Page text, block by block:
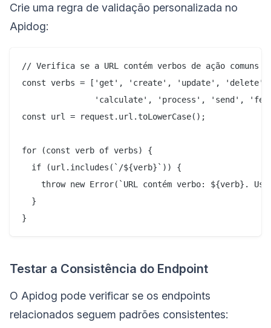
Crie uma regra de validação personalizada no
Apidog:
// Verifica se a URL contém verbos de ação comuns
const verbs = ['get', 'create', 'update',
'calculate', 'process', 'send',
const url = request.url.toLowerCase();
for (const verb of verbs) {
  if (url.includes(`/${verb}`)) {
throw new Error(`URL contém verbo: ${verb}.
  }
Testar a Consistência do Endpoint
O Apidog pode verificar se os endpoints
relacionados seguem padrões consistentes: